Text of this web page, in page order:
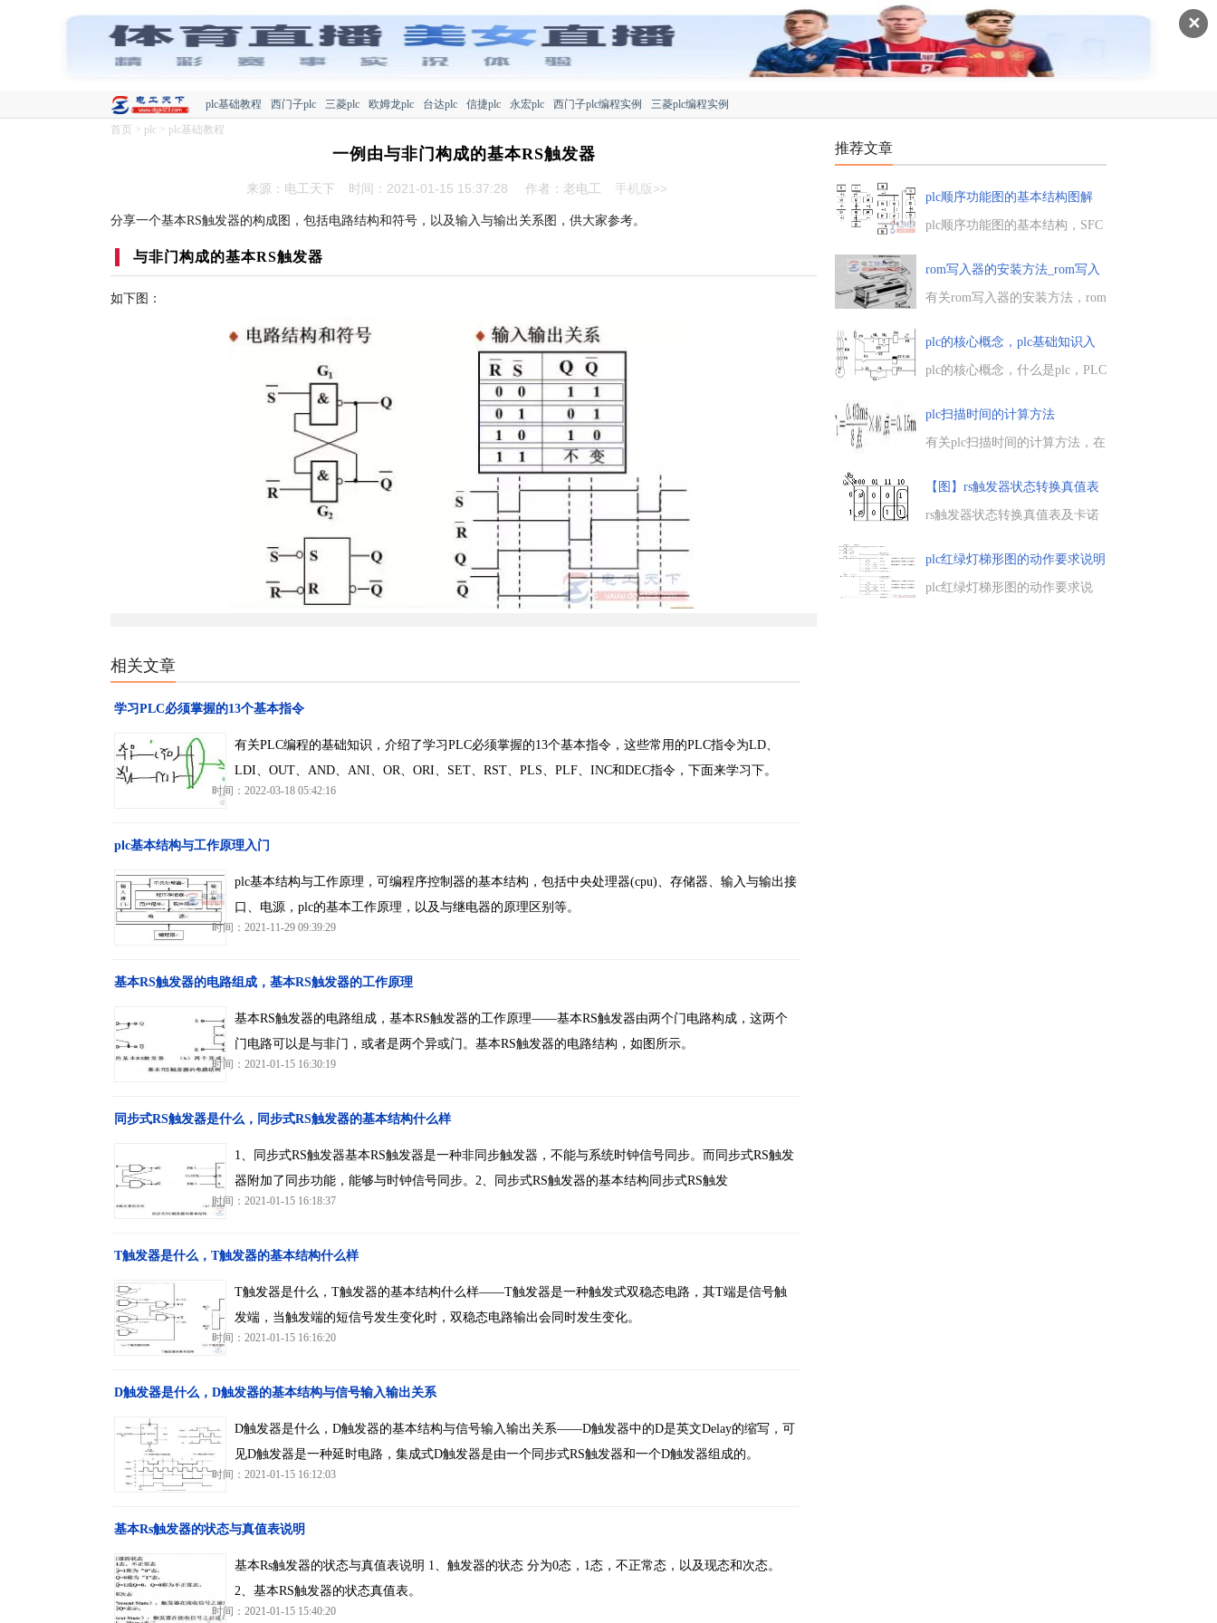
✕
plc基础教程 西门子plc 三菱plc 欧姆龙plc 台达plc 信捷plc 永宏plc 西门子plc编程实例
三菱plc编程实例
首页 > plc > plc基础教程
一例由与非门构成的基本RS触发器
来源：电工天下 时间：2021-01-15 15:37:28 作者：老电工 手机版>>
分享一个基本RS触发器的构成图，包括电路结构和符号，以及输入与输出关系图，供大家参考。
与非门构成的基本RS触发器
如下图：
相关文章
学习PLC必须掌握的13个基本指令
有关PLC编程的基础知识，介绍了学习PLC必须掌握的13个基本指令，这些常用的PLC指令为LD、
LDI、OUT、AND、ANI、OR、ORI、SET、RST、PLS、PLF、INC和DEC指令，下面来学习下。
时间：2022-03-18 05:42:16
plc基本结构与工作原理入门
plc基本结构与工作原理，可编程序控制器的基本结构，包括中央处理器(cpu)、存储器、输入与输出接
口、电源，plc的基本工作原理，以及与继电器的原理区别等。
时间：2021-11-29 09:39:29
基本RS触发器的电路组成，基本RS触发器的工作原理
基本RS触发器的电路组成，基本RS触发器的工作原理——基本RS触发器由两个门电路构成，这两个
门电路可以是与非门，或者是两个异或门。基本RS触发器的电路结构，如图所示。
时间：2021-01-15 16:30:19
同步式RS触发器是什么，同步式RS触发器的基本结构什么样
1、同步式RS触发器基本RS触发器是一种非同步触发器，不能与系统时钟信号同步。而同步式RS触发
器附加了同步功能，能够与时钟信号同步。2、同步式RS触发器的基本结构同步式RS触发
时间：2021-01-15 16:18:37
T触发器是什么，T触发器的基本结构什么样
T触发器是什么，T触发器的基本结构什么样——T触发器是一种触发式双稳态电路，其T端是信号触
发端，当触发端的短信号发生变化时，双稳态电路输出会同时发生变化。
时间：2021-01-15 16:16:20
D触发器是什么，D触发器的基本结构与信号输入输出关系
D触发器是什么，D触发器的基本结构与信号输入输出关系——D触发器中的D是英文Delay的缩写，可
见D触发器是一种延时电路，集成式D触发器是由一个同步式RS触发器和一个D触发器组成的。
时间：2021-01-15 16:12:03
基本Rs触发器的状态与真值表说明
基本Rs触发器的状态与真值表说明 1、触发器的状态 分为0态，1态，不正常态，以及现态和次态。
2、基本RS触发器的状态真值表。
时间：2021-01-15 15:40:20
推荐文章
plc顺序功能图的基本结构图解
plc顺序功能图的基本结构，SFC
列、并行序列、循环序列与复合
序列，复合序列就是一个集单序
列、选择序列、并行序列和循环
rom写入器的安装方法_rom写入
器
有关rom写入器的安装方法，rom
ram 中的程序传送到eprom卡件
中固化要进行部件拆装，固化结
束后的拆装工作，写入器的固化
plc的核心概念，plc基础知识入
门
plc的核心概念，什么是plc，PLC
作为控制核心，PLC的产生和发
展电气电路，PLC替代电气控制
的发展过程，plc与plc控制系统
plc扫描时间的计算方法
有关plc扫描时间的计算方法，在
扫描时间，包括系统监测时间、
程序执行时间、I/O刷新时间及
访问外设端口的时间等。...
【图】rs触发器状态转换真值表
及
rs触发器状态转换真值表及卡诺
与原态、次态之间的关系，Qn
：原状态或现态，Qn+1：新状态
或次态，一起来了解下。...
plc红绿灯梯形图的动作要求说明
plc红绿灯梯形图的动作要求说